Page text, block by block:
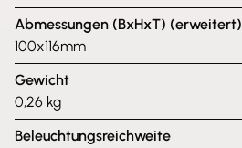
Abmessungen (BxHxT) (erweitert)
100x116mm
Gewicht
0,26 kg
Beleuchtungsreichweite